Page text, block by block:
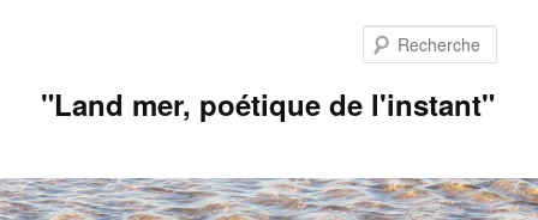
"Land mer, poétique de l'instant"